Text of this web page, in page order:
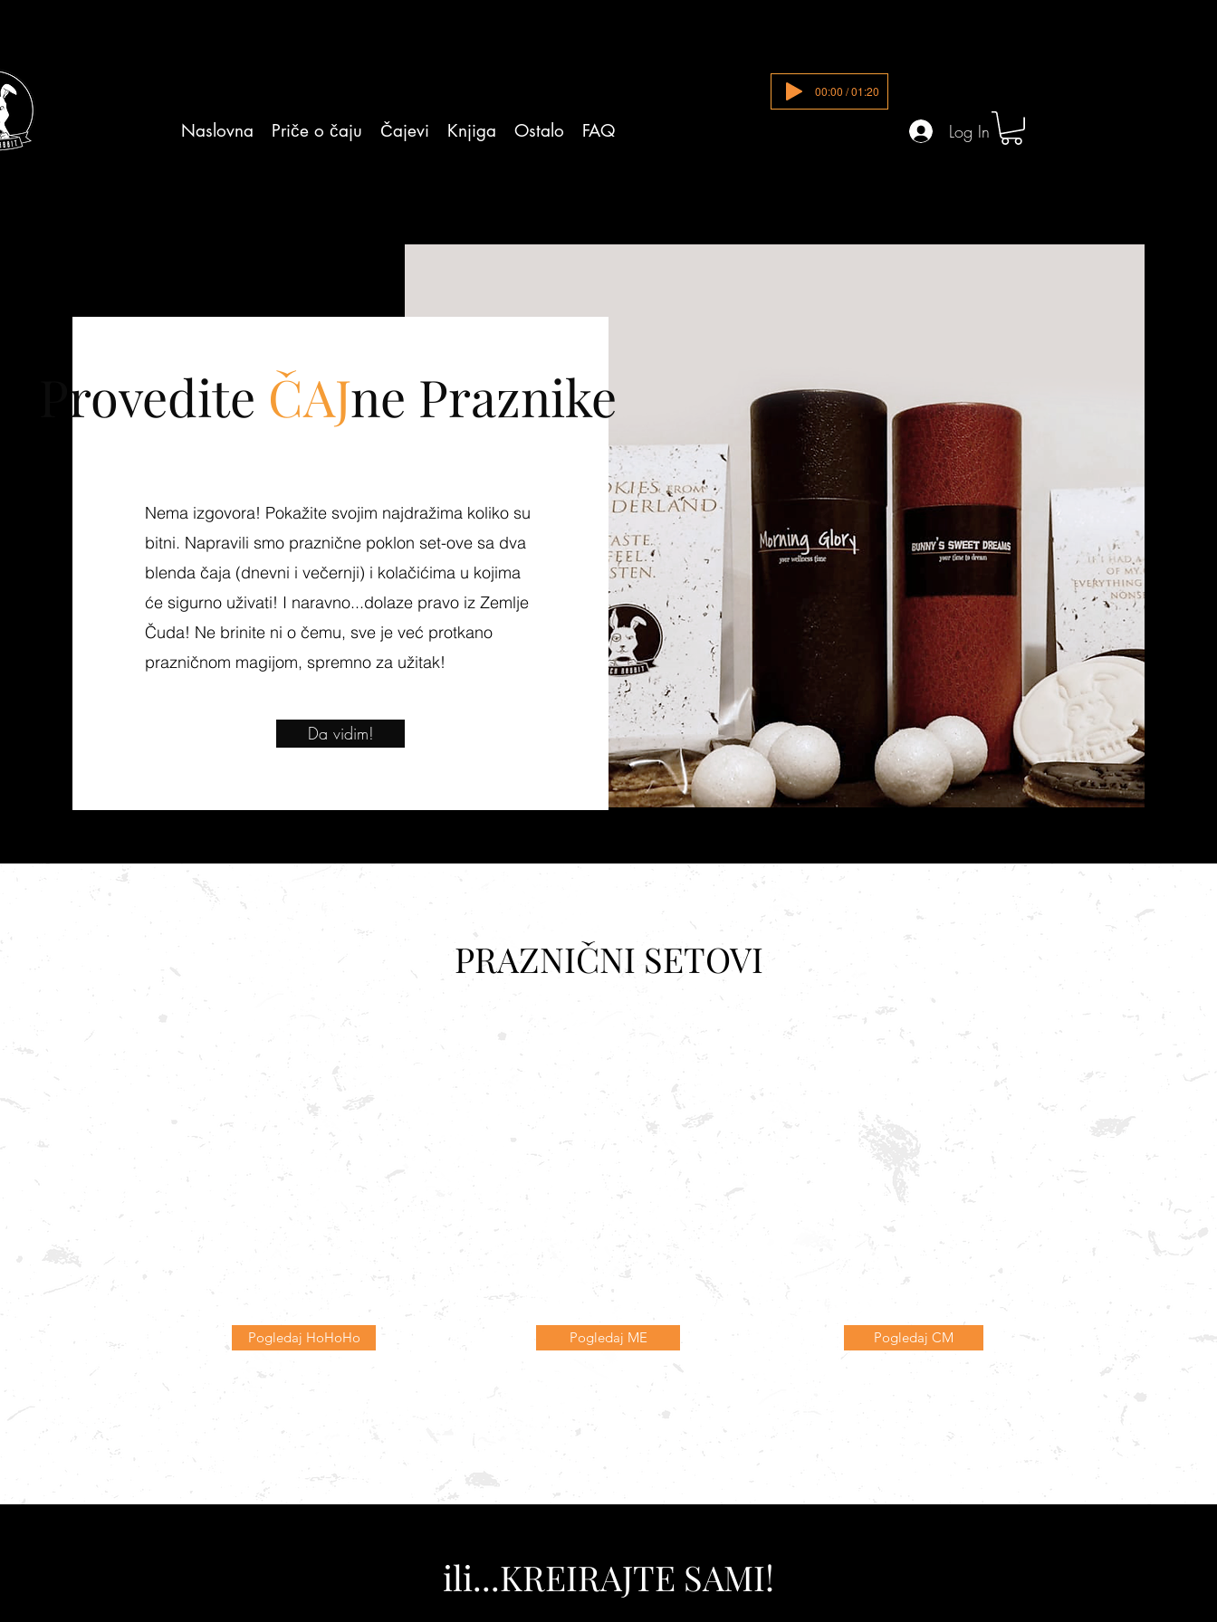
Naslovna Priče o čaju Čajevi Knjiga Ostalo FAQ
00:00 / 01:20
Log In
Provedite ČAJne Praznike
Nema izgovora! Pokažite svojim najdražima koliko su
bitni. Napravili smo praznične poklon set-ove sa dva
blenda čaja (dnevni i večernji) i kolačićima u kojima
će sigurno uživati! I naravno...dolaze pravo iz Zemlje
Čuda! Ne brinite ni o čemu, sve je već protkano
prazničnom magijom, spremno za užitak!
Da vidim!
PRAZNIČNI SETOVI
Pogledaj HoHoHo Pogledaj ME Pogledaj CM
ili...KREIRAJTE SAMI!